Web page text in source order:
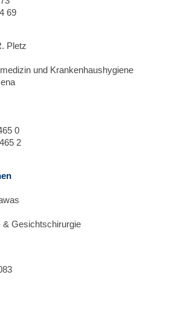
69
Pletz
und Krankenhaushygiene
0
2
& Gesichtschirurgie